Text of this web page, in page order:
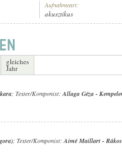
(ZONGORA)
Aufnahmeart:
akusztikus
gleiches
Jahr
; Texter/Komponist:Allaga Géza -
; Texter/Komponist:Aimé Maillart -